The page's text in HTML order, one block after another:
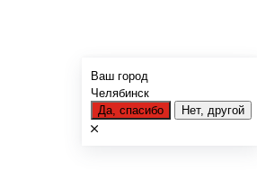
Ваш город
Челябинск
Да, спасибо Нет, другой